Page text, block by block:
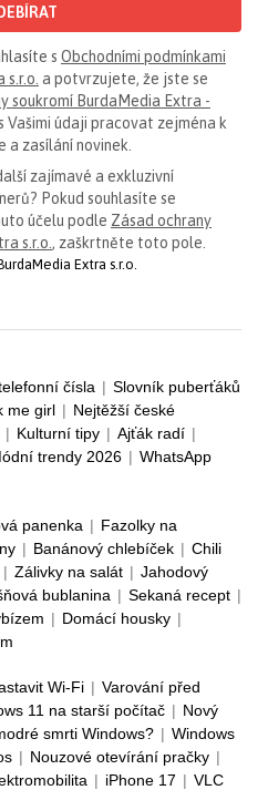
s Obchodními podmínkami
a potvrzujete, že jste se
soukromí BurdaMedia Extra -
Vašimi údaji pracovat zejména k
a zasílání novinek.
zajímavé a exkluzivní
Pokud souhlasíte se
účelu podle Zásad ochrany
s.r.o. , zaškrtněte toto pole.
Extra s.r.o.
čísla | Slovník puberťáků
me girl | Nejtěžší české
| Kulturní tipy | Ajťák radí |
trendy 2026 | WhatsApp
panenka | Fazolky na
| Banánový chlebíček | Chili
| Zálivky na salát | Jahodový
bublanina | Sekaná recept |
| Domácí housky |
Wi-Fi | Varování před
11 na starší počítač | Nový
smrti Windows? | Windows
| Nouzové otevírání pračky |
| iPhone 17 | VLC